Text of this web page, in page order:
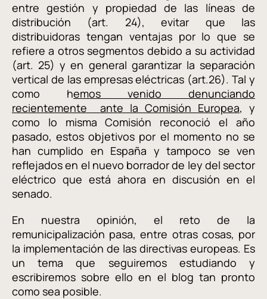
entre gestión y propiedad de las líneas de
distribución (art. 24), evitar que las
distribuidoras tengan ventajas por lo que se
refiere a otros segmentos debido a su actividad
(art. 25) y en general garantizar la separación
vertical de las empresas eléctricas (art.26). Tal y
como hemos venido denunciando
recientemente ante la Comisión Europea, y
como lo misma Comisión reconoció el año
pasado, estos objetivos por el momento no se
han cumplido en España y tampoco se ven
reflejados en el nuevo borrador de ley del sector
eléctrico que está ahora en discusión en el
senado.
En nuestra opinión, el reto de la
remunicipalización pasa, entre otras cosas, por
la implementación de las directivas europeas. Es
un tema que seguiremos estudiando y
escribiremos sobre ello en el blog tan pronto
como sea posible.